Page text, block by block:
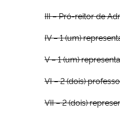
III – Pró-reitor de
IV – 1 (um)
V – 1 (um)
VI – 2 (dois)
VII – 2 (dois)